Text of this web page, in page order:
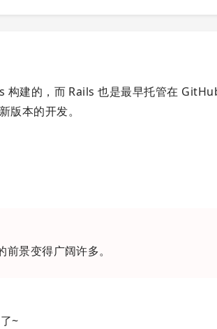
建的，而 Rails 也是最早托管在
本的开发。
景变得广阔许多。
~